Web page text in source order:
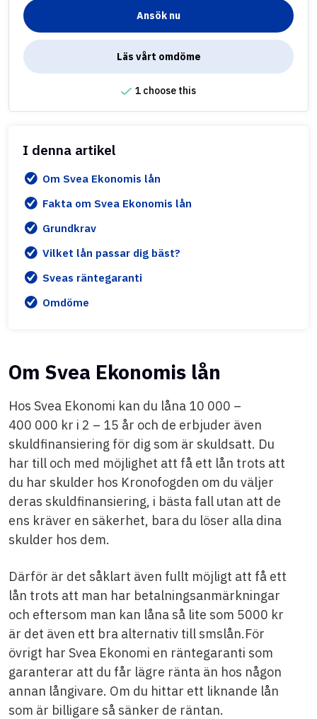
Ansök nu
Läs vårt omdöme
1 choose this
I denna artikel
Om Svea Ekonomis lån
Fakta om Svea Ekonomis lån
Grundkrav
Vilket lån passar dig bäst?
Sveas räntegaranti
Omdöme
Om Svea Ekonomis lån
Hos Svea Ekonomi kan du låna 10 000 –
400 000 kr i 2 – 15 år och de erbjuder även
skuldfinansiering för dig som är skuldsatt. Du
har till och med möjlighet att få ett lån trots att
du har skulder hos Kronofogden om du väljer
deras skuldfinansiering, i bästa fall utan att de
ens kräver en säkerhet, bara du löser alla dina
skulder hos dem.
Därför är det såklart även fullt möjligt att få ett
lån trots att man har betalningsanmärkningar
och eftersom man kan låna så lite som 5000 kr
är det även ett bra alternativ till smslån.För
övrigt har Svea Ekonomi en räntegaranti som
garanterar att du får lägre ränta än hos någon
annan långivare. Om du hittar ett liknande lån
som är billigare så sänker de räntan.